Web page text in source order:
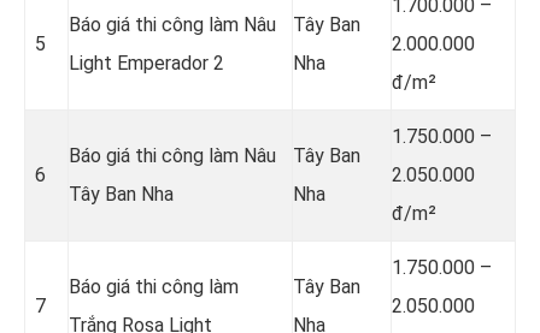
5
Báo giá thi công làm Nâu
Light Emperador 2
Tây Ban
Nha
1.700.000 –
2.000.000
đ/m²
6
Báo giá thi công làm Nâu
Tây Ban Nha
Tây Ban
Nha
1.750.000 –
2.050.000
đ/m²
7
Báo giá thi công làm
Trắng Rosa Light
Tây Ban
Nha
1.750.000 –
2.050.000